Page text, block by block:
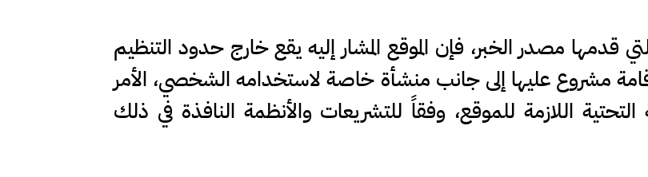
قدمها مصدر الخبر، فإن الموقع المشار إليه يقع خارج حدود التنظيم
مشروع عليها إلى جانب منشأة خاصة لاستخدامه الشخصي، الأمر
اللازمة للموقع، وفقاً للتشريعات والأنظمة النافذة في ذلك